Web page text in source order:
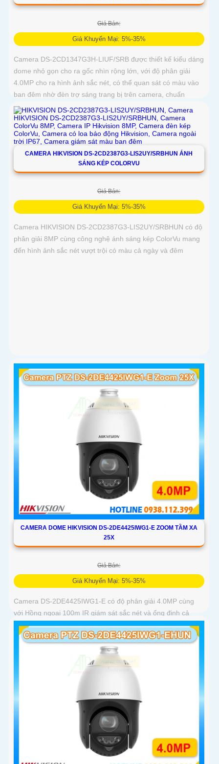
Giá Bán:
Giá Khuyến Mại: 5%-35%
Camera DS-2CD1347G3H-LIUF/SRB được thiết kế kiểu dáng
dome nhỏ gọn cho ra gốc nhìn rộng lớn, với độ phân giải
4.0MP cho ra hình ảnh sắc nét, có thể quan sát có màu vào
ban đêm nhờ đèn trợ sáng trang bị trên camera, chuẩn
chống nước IP 67, hỗ trợ cấp nguồn qua dây mạng bằng
công nghệ PoE
CAMERA HIKVISION DS-2CD2387G3-LIS2UY/SRBHUN ÁNH
SÁNG KÉP COLORVU
Giá Bán:
Giá Khuyến Mại: 5%-35%
Camera HIKVISION DS-2CD2387G3-LIS2UY/SRBHUN có độ
phân giải 8MP cùng công nghệ ánh sáng kép ColorVu mang
đến hình ảnh sắc nét vượt trội có màu cả ngày và đêm
CAMERA DOME HIKVISION DS-2DE4425IWG1-E ZOOM TẦM XA
25X
Giá Bán:
Giá Khuyến Mại: 5%-35%
Camera DS-2DE4425IWG1-E có độ phân giải 4.0MP cùng
với Hồng ngoại 100m IR giám sát sắc nét và ổng định cả
ngày và đêm